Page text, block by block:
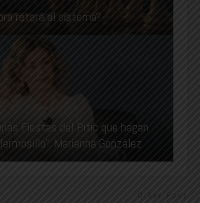
retará al sistema?
Fiestas del Pitic que hagan
Marianna González
Older Post